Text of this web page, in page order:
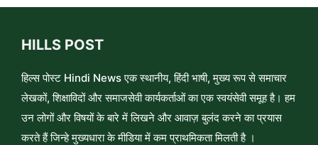
HILLS POST
हिल्स पोस्ट Hindi News एक स्थानीय, हिंदी भाषी, मुख्य रूप से समाचार
लेखकों, शिक्षाविदों और समाजसेवी कार्यकर्ताओं का एक स्वयंसेवी समूह है। हम
उन लोगों और विषयों के बारे में लिखने और आवाज़ बुलंद करने का प्रयास
करते हैं जिन्हे मुख्यधारा के मीडिया में कम प्राथमिकता मिलती है ।